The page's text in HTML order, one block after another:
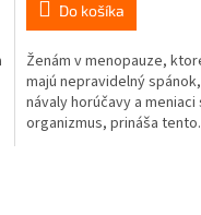
Do košíka
Ženám v menopauze,
majú nepravidelný spánok,
návaly horúčavy a meniaci
organizmus, prináša tento